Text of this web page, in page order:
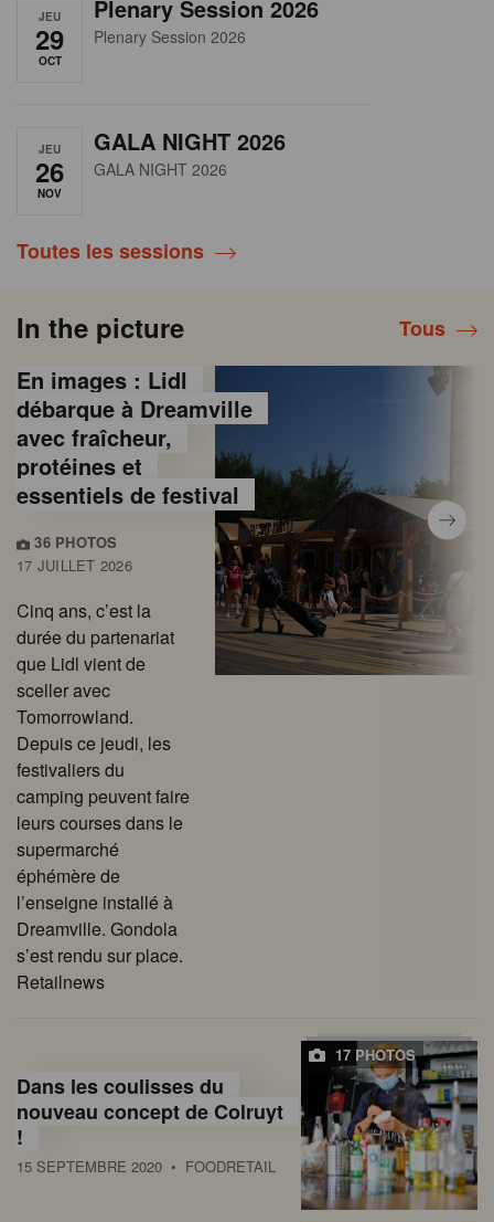
JEU
29
OCT
Plenary Session 2026
Plenary Session 2026
JEU
26
NOV
GALA NIGHT 2026
GALA NIGHT 2026
Toutes les sessions
In the picture Tous
En images : Lidl
débarque à Dreamville
avec fraîcheur,
protéines et
essentiels de festival
36 PHOTOS
17 JUILLET 2026
Cinq ans, c’est la
durée du partenariat
que Lidl vient de
sceller avec
Tomorrowland.
Depuis ce jeudi, les
festivaliers du
camping peuvent faire
leurs courses dans le
supermarché
éphémère de
l’enseigne installé à
Dreamville. Gondola
s’est rendu sur place.
Retailnews
17 PHOTOS
Dans les coulisses du
nouveau concept de Colruyt
!
15 SEPTEMBRE 2020 • FOODRETAIL